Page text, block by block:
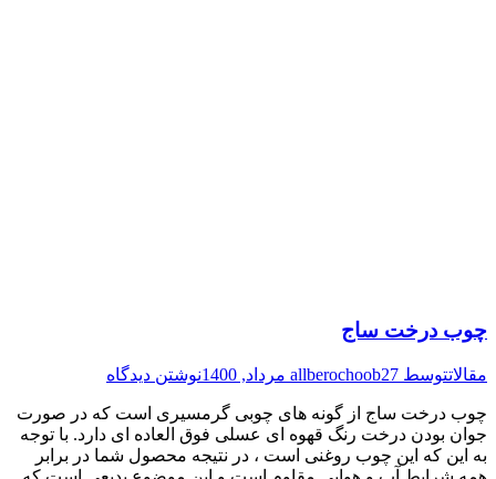
چوب درخت ساج
مقالاتتوسط allberochoob27 مرداد, 1400 نوشتن دیدگاه
چوب درخت ساج از گونه های چوبی گرمسیری است که در صورت
جوان بودن درخت رنگ قهوه ای عسلی فوق العاده ای دارد. با توجه
به این که این چوب روغنی است ، در نتیجه محصول شما در برابر